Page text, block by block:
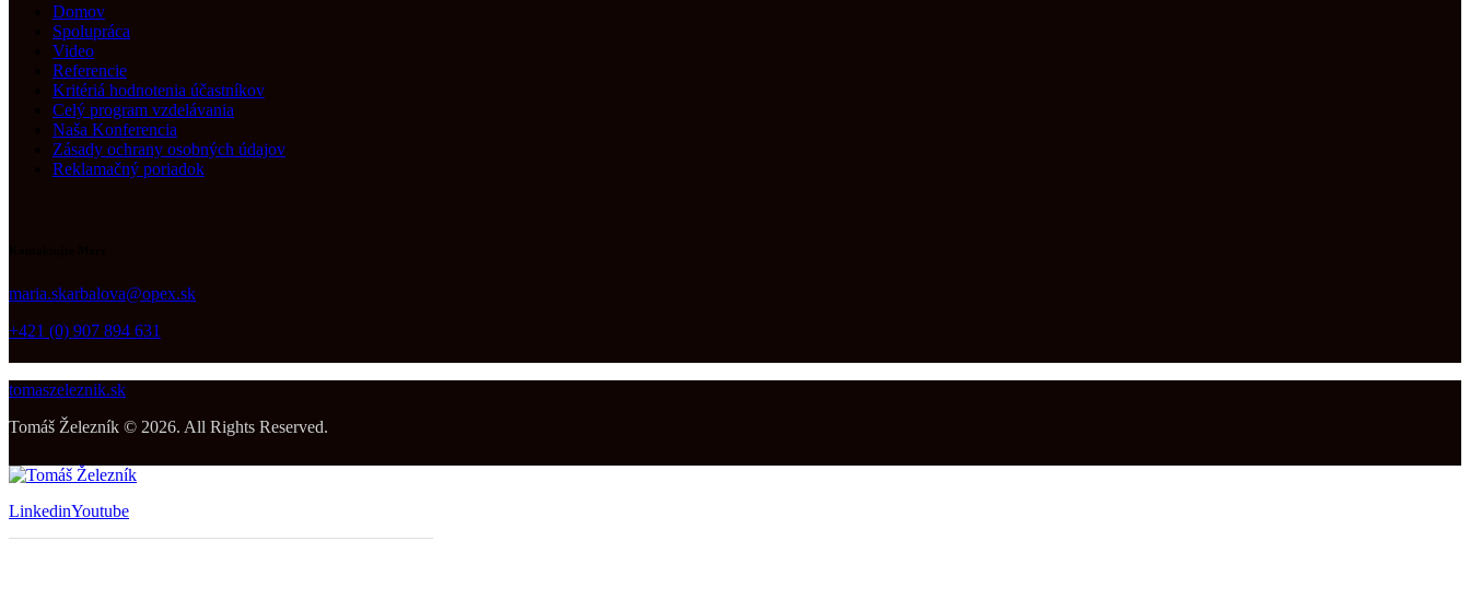
Domov
Spolupráca
Video
Referencie
Kritériá hodnotenia účastníkov
Celý program vzdelávania
Naša Konferencia
Zásady ochrany osobných údajov
Reklamačný poriadok
maria.skarbalova@opex.sk
+421 (0) 907 894 631
tomaszeleznik.sk
Tomáš Železník © 2026. All Rights Reserved.
LinkedinYoutube